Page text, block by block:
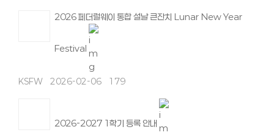
2026 페더럴웨이 통합 설날 큰잔치 Lunar New Year
Festival
KSFW 2026-02-06 179
2026-2027 1학기 등록 안내